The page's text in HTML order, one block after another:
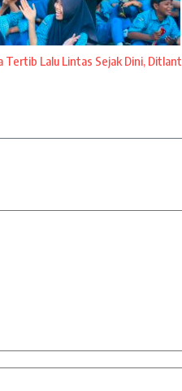
Tertib Lalu Lintas Sejak Dini,